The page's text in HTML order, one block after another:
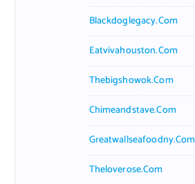
Blackdoglegacy.com
Eatvivahouston.com
Thebigshowok.com
Chimeandstave.com
Greatwallseafoodny.com
Theloverose.com